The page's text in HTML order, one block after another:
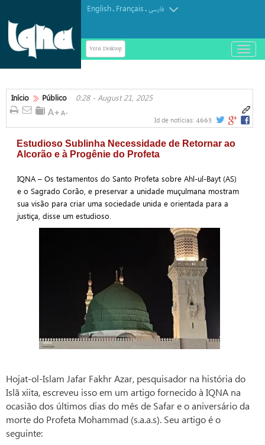
English. Français.فارسی
Versi Desktop
باز
و
کردن
Início Público 0:28 - August 21, 2025
Id de notícias: 4663
Estudioso Sublinha Necessidade de Retornar ao
Alcorão e à Progênie do Profeta
IQNA – Os testamentos do Santo Profeta sobre Ahl-ul-Bayt (AS)
e o Sagrado Corão, e preservar a unidade muçulmana mostram
sua visão para criar uma sociedade unida e orientada para a
justiça, disse um estudioso.
Hojat-ol-Islam Jafar Fakhr Azar, pesquisador na história do
Islã xiita, escreveu isso em um artigo fornecido à IQNA na
ocasião dos últimos dias do mês de Safar e o aniversário da
morte do Profeta Mohammad (s.a.a.s). Seu artigo é o
seguinte: